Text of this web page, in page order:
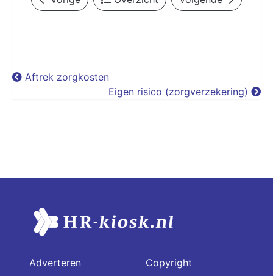
Aftrek zorgkosten
Eigen risico (zorgverzekering)
Adverteren
Copyright